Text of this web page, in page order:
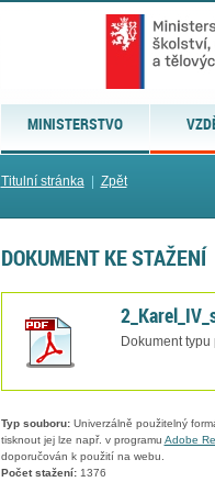
MINISTERSTVO
Titulní stránka| Zpět
DOKUMENT KE STAŽENÍ
Dokument typu
Typ souboru:Univerzálně použitelný
tisknout jej lze např. v programu Adobe
doporučován k použití na webu.
Počet stažení:1376